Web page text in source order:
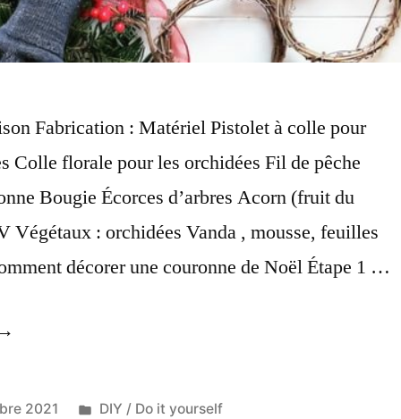
Fabrication : Matériel Pistolet à colle pour
Colle florale pour les orchidées Fil de pêche
Bougie Écorces d’arbres Acorn (fruit du
Végétaux : orchidées Vanda , mousse, feuilles
décorer une couronne de Noël Étape 1 …
Faire
2021
Publié
DIY / Do it yourself